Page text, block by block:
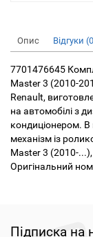
Опис Відгуки
7701476645
Master 3 (2010-
Renault,
на автомобілі з
кондиціонером.
механізм із
Master 3 (2010-
Оригінальний
Підписка на